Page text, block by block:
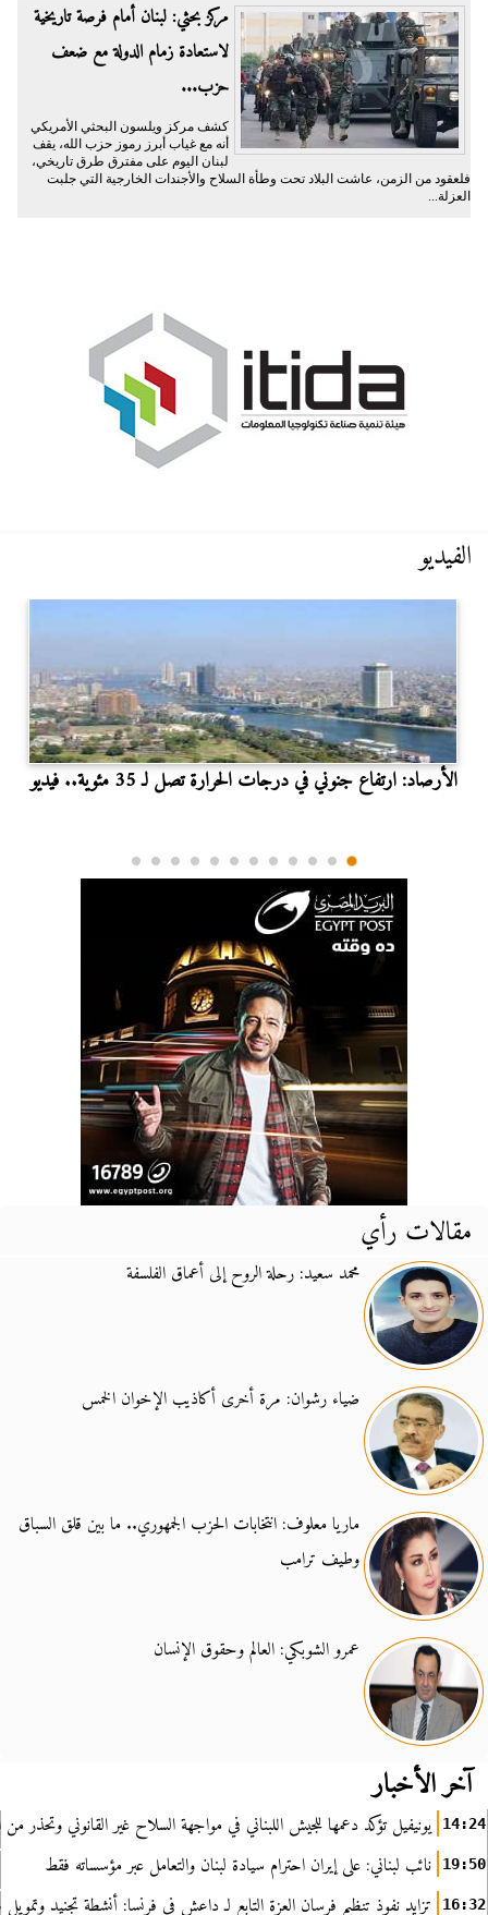
مركز بحثي: لبنان أمام فرصة تاريخية
لاستعادة زمام الدولة مع ضعف
حزب...
كشف مركز ويلسون البحثي الأمريكي
أنه مع غياب أبرز رموز حزب الله، يقف
لبنان اليوم على مفترق طرق تاريخي،
فلعقود من الزمن، عاشت البلاد تحت وطأة السلاح والأجندات الخارجية التي جلبت
العزلة...
الفيديو
الأرصاد: ارتفاع جنوني في درجات الحرارة تصل لـ 35 مئوية.. فيديو
مقالات رأي
محمد سعيد: رحلة الروح إلى أعماق الفلسفة
ضياء رشوان: مرة أخرى أكاذيب الإخوان الخمس
ماريا معلوف: انتخابات الحزب الجمهوري.. ما بين قلق السباق
وطيف ترامب
عمرو الشوبكي: العالم وحقوق الإنسان
آخر الأخبار
14:24 يونيفيل تؤكد دعمها للجيش اللبناني في مواجهة السلاح غير القانوني وتحذر من
19:50 نائب لبناني: على إيران احترام سيادة لبنان والتعامل عبر مؤسساته فقط
16:32 تزايد نفوذ تنظيم فرسان العزة التابع لـ داعش في فرنسا: أنشطة تجنيد